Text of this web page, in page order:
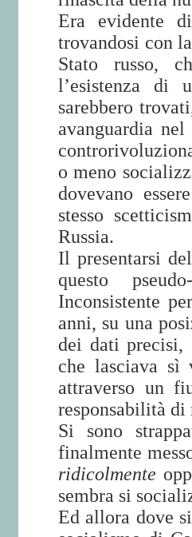
Era evidente
trovandosi con
Stato russo,
l’esistenza di
sarebbero
avanguardia
o meno
dovevano
stesso
Russia.
Il presentarsi
questo
Inconsistente
anni, su una
dei dati precisi,
che lasciava sì
attraverso un
responsabilità di
Si sono
finalmente
ridicolmente
sembra si
Ed allora dove